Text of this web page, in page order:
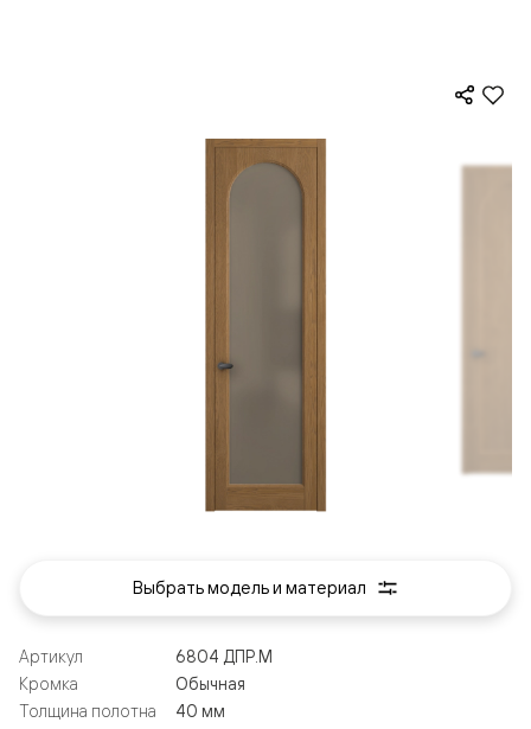
Артикул
6804 ДПР.М
Кромка
Обычная
Толщина полотна
40 мм
Выбрать модель и материал